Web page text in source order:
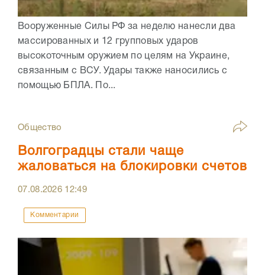
Вооруженные Силы РФ за неделю нанесли два
массированных и 12 групповых ударов
высокоточным оружием по целям на Украине,
связанным с ВСУ. Удары также наносились с
помощью БПЛА. По...
Общество
Волгоградцы стали чаще
жаловаться на блокировки счетов
07.08.2026 12:49
Комментарии